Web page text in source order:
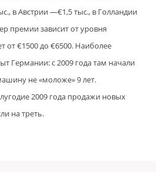
в Австрии —€1,5 тыс., в Голландии
премии зависит от уровня
от €1500 до €6500. Наиболее
Германии: с 2009 года там начали
не «моложе» 9 лет.
2009 года продажи новых
на треть.